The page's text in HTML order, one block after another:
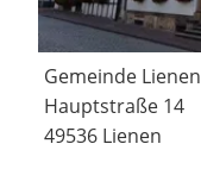
Gemeinde Lienen
Hauptstraße 14
49536 Lienen